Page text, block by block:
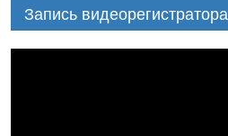
Запись видеорегистратора